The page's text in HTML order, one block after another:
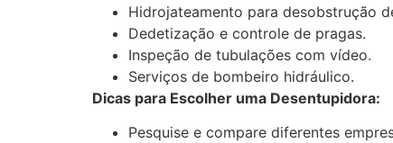
Hidrojateamento para desobstrução
Dedetização e controle de pragas.
Inspeção de tubulações com vídeo.
Serviços de bombeiro hidráulico.
Dicas para Escolher uma Desentupidora:
Pesquise e compare diferentes